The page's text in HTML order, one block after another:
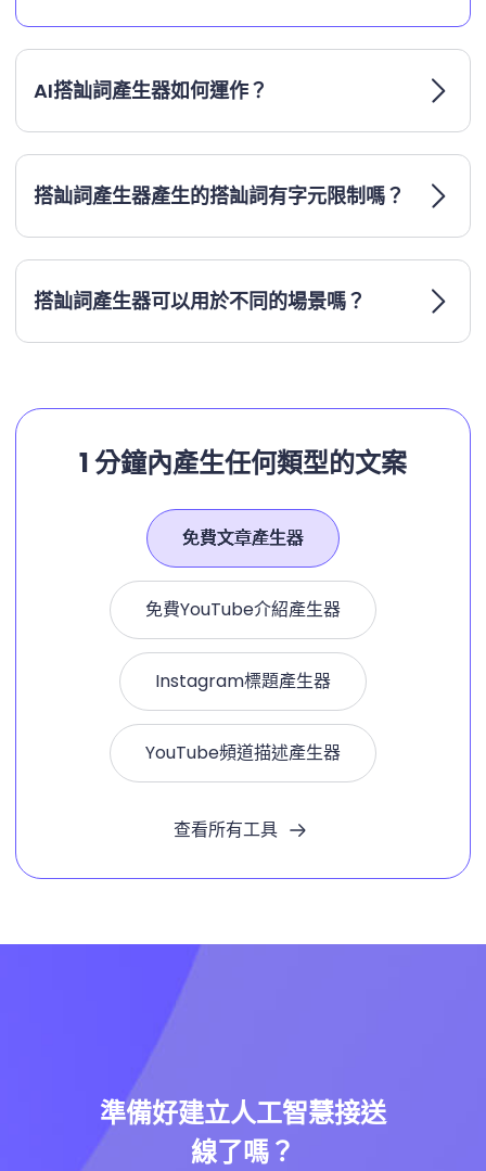
AI搭訕詞產生器如何運作？
搭訕詞產生器產生的搭訕詞有字元限制嗎？
搭訕詞產生器可以用於不同的場景嗎？
1 分鐘內產生任何類型的文案
免費文章產生器
免費YouTube介紹產生器
Instagram標題產生器
YouTube頻道描述產生器
查看所有工具
準備好建立人工智慧接送
線了嗎？